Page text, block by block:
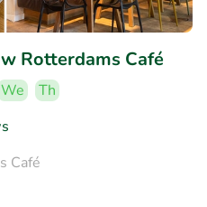
Rotterdams Café
We
Th
Café